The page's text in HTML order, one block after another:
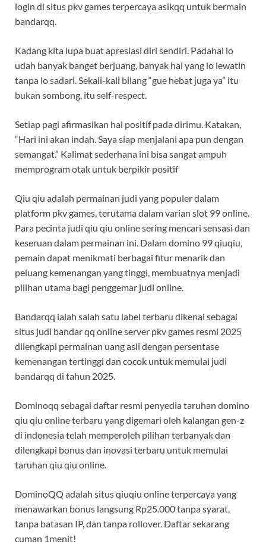
login di situs pkv games terpercaya asikqq untuk bermain
bandarqq.
Kadang kita lupa buat apresiasi diri sendiri. Padahal lo
udah banyak banget berjuang, banyak hal yang lo lewatin
tanpa lo sadari. Sekali-kali bilang “gue hebat juga ya” itu
bukan sombong, itu self-respect.
Setiap pagi afirmasikan hal positif pada dirimu. Katakan,
“Hari ini akan indah. Saya siap menjalani apa pun dengan
semangat.” Kalimat sederhana ini bisa sangat ampuh
memprogram otak untuk berpikir positif
Qiu qiu adalah permainan judi yang populer dalam
platform pkv games, terutama dalam varian slot 99 online.
Para pecinta judi qiu qiu online sering mencari sensasi dan
keseruan dalam permainan ini. Dalam domino 99 qiuqiu,
pemain dapat menikmati berbagai fitur menarik dan
peluang kemenangan yang tinggi, membuatnya menjadi
pilihan utama bagi penggemar judi online.
Bandarqq ialah salah satu label terbaru dikenal sebagai
situs judi bandar qq online server pkv games resmi 2025
dilengkapi permainan uang asli dengan persentase
kemenangan tertinggi dan cocok untuk memulai judi
bandarqq di tahun 2025.
Dominoqq sebagai daftar resmi penyedia taruhan domino
qiu qiu online terbaru yang digemari oleh kalangan gen-z
di indonesia telah memperoleh pilihan terbanyak dan
dilengkapi bonus dan inovasi terbaru untuk memulai
taruhan qiu qiu online.
DominoQQ adalah situs qiuqiu online terpercaya yang
menawarkan bonus langsung Rp25.000 tanpa syarat,
tanpa batasan IP, dan tanpa rollover. Daftar sekarang
cuman 1menit!